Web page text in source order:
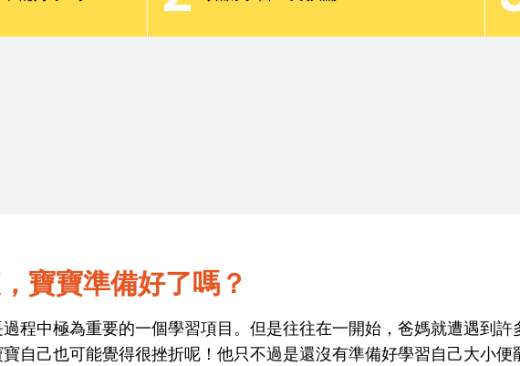
寶寶準備好了嗎？
程中極為重要的一個學習項目。但是往往在一開始，爸媽就遭遇到許
自己也可能覺得很挫折呢！他只不過是還沒有準備好學習自己大小便